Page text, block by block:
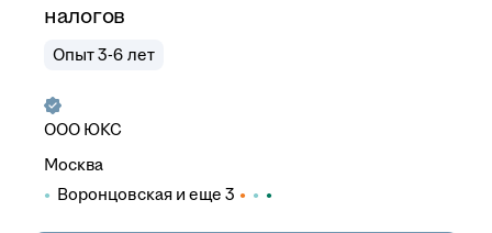
налогов
Опыт 3-6 лет
ООО ЮКС
Москва
Воронцовская и еще 3